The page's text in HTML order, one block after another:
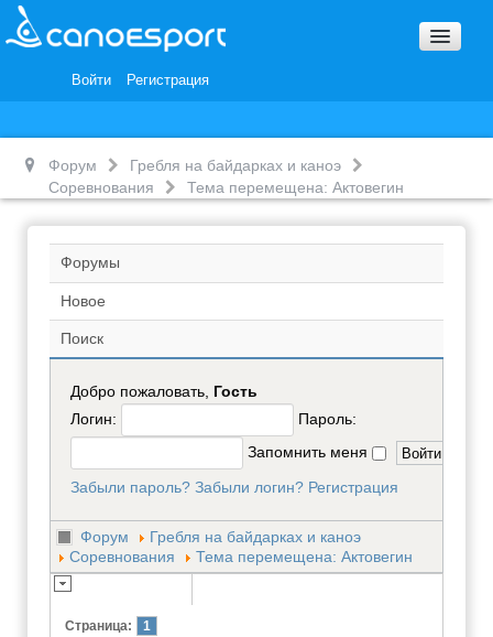
Войти Регистрация
Награды и Благодарности
Форум
Гребля на байдарках и каноэ
Соревнования
Тема перемещена: Актовегин
Форумы
Новое
Поиск
Добро пожаловать, Гость
Логин:
Пароль:
Запомнить меня
Забыли пароль? Забыли логин? Регистрация
Форум
Гребля на байдарках и каноэ
Соревнования
Тема перемещена: Актовегин
Страница: 1